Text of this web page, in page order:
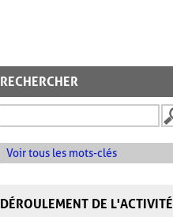
RECHERCHER
Voir tous les mots-clés
DÉROULEMENT DE L'ACTIVITÉ